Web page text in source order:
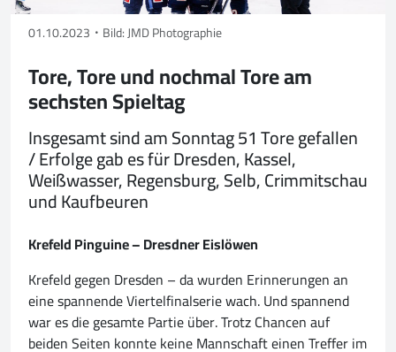
01.10.2023 Bild: JMD Photographie
Tore, Tore und nochmal Tore am
sechsten Spieltag
Insgesamt sind am Sonntag 51 Tore gefallen
/ Erfolge gab es für Dresden, Kassel,
Weißwasser, Regensburg, Selb, Crimmitschau
und Kaufbeuren
Krefeld Pinguine – Dresdner Eislöwen
Krefeld gegen Dresden – da wurden Erinnerungen an
eine spannende Viertelfinalserie wach. Und spannend
war es die gesamte Partie über. Trotz Chancen auf
beiden Seiten konnte keine Mannschaft einen Treffer im